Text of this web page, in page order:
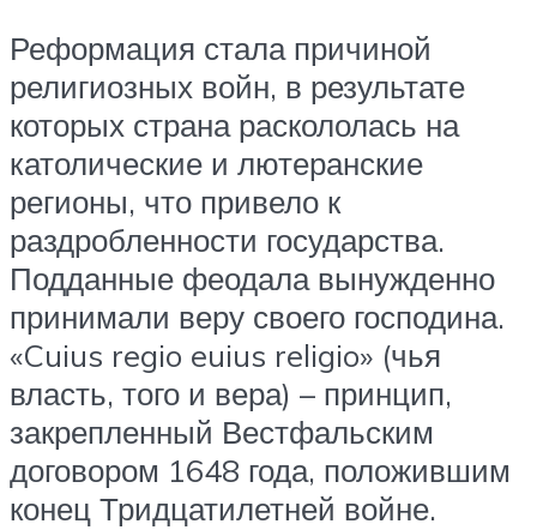
Реформация стала причиной
религиозных войн, в результате
которых страна раскололась на
католические и лютеранские
регионы, что привело к
раздробленности государства.
Подданные феодала вынужденно
принимали веру своего господина.
«Cuius regio euius religio» (чья
власть, того и вера) – принцип,
закрепленный Вестфальским
договором 1648 года, положившим
конец Тридцатилетней войне.